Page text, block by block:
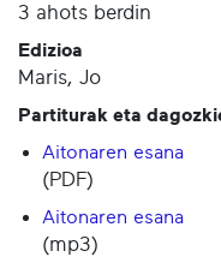
3 ahots berdin
Edizioa
Maris, Jo
Partiturak eta
Aitonaren esana
(PDF)
Aitonaren esana
(mp3)